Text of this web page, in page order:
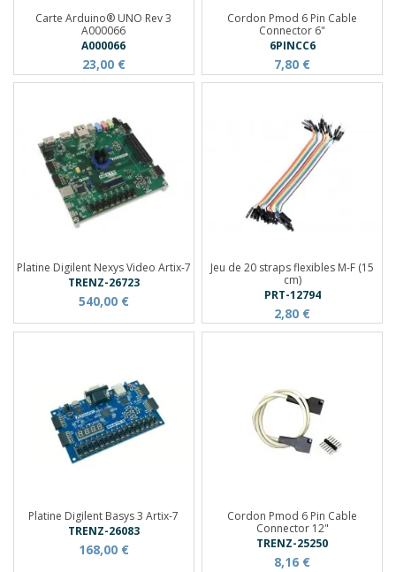
Carte Arduino® UNO Rev 3
A000066
A000066
23,00 €
Cordon Pmod 6 Pin Cable
Connector 6"
6PINCC6
7,80 €
Platine Digilent Nexys Video Artix-7
TRENZ-26723
540,00 €
Jeu de 20 straps flexibles M-F (15
cm)
PRT-12794
2,80 €
Platine Digilent Basys 3 Artix-7
TRENZ-26083
168,00 €
Cordon Pmod 6 Pin Cable
Connector 12"
TRENZ-25250
8,16 €